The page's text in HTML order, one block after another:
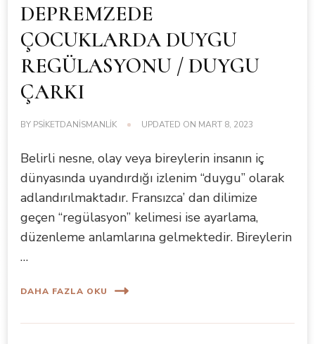
DEPREMZEDE
ÇOCUKLARDA DUYGU
REGÜLASYONU / DUYGU
ÇARKI
BY PSIKETDANISMANLIK UPDATED ON MART 8, 2023
Belirli nesne, olay veya bireylerin insanın iç
dünyasında uyandırdığı izlenim “duygu” olarak
adlandırılmaktadır. Fransızca’ dan dilimize
geçen “regülasyon” kelimesi ise ayarlama,
düzenleme anlamlarına gelmektedir. Bireylerin
…
DAHA FAZLA OKU